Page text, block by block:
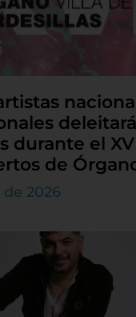
durante el
de
2026